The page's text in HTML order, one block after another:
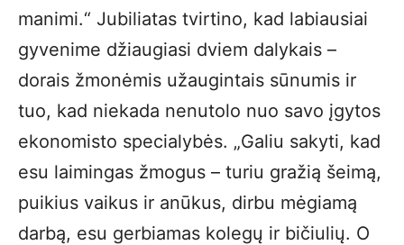
manimi.“ Jubiliatas tvirtino, kad labiausiai
gyvenime džiaugiasi dviem dalykais –
dorais žmonėmis užaugintais sūnumis ir
tuo, kad niekada nenutolo nuo savo įgytos
ekonomisto specialybės. „Galiu sakyti, kad
esu laimingas žmogus – turiu gražią šeimą,
puikius vaikus ir anūkus, dirbu mėgiamą
darbą, esu gerbiamas kolegų ir bičiulių. O